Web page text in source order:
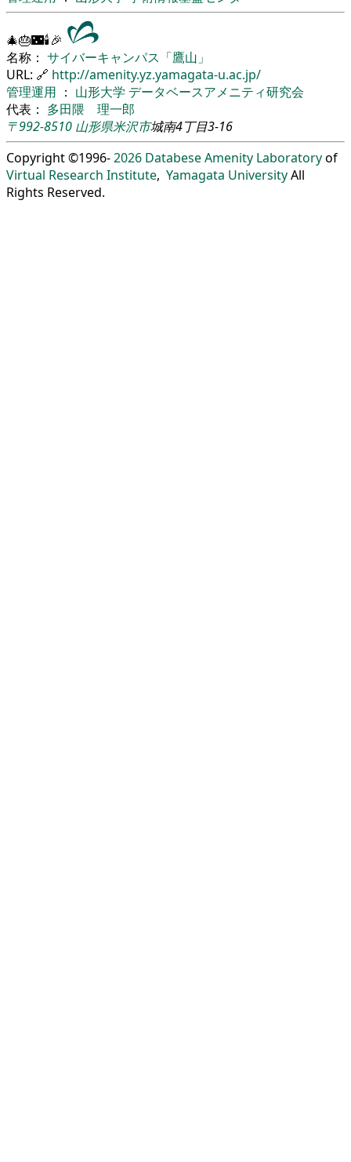
🎄🎂🌃🕯🎉
名称： サイバーキャンパス「鷹山」
URL: 🔗 http://amenity.yz.yamagata-u.ac.jp/
管理運用 ： 山形大学 データベースアメニティ研究会
代表： 多田隈 理一郎
〒992-8510 山形県米沢市城南4丁目3-16
Copyright ©1996-2026 Databese Amenity Laboratoryof
Virtual Research Institute, Yamagata UniversityAll
Rights Reserved.